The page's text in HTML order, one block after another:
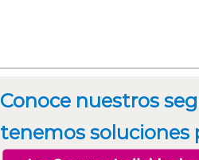
Conoce nuestros
tenemos soluciones